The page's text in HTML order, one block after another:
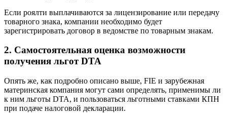
Если роялти выплачиваются за лицензирование или передачу
товарного знака, компании необходимо будет
зарегистрировать договор в ведомстве по товарным знакам.
2. Самостоятельная оценка возможности
получения льгот DTA
Опять же, как подробно описано выше, FIE и зарубежная
материнская компания могут сами определять, применимы ли
к ним льготы DTA, и пользоваться льготными ставками КПН
при подаче налоговой декларации.